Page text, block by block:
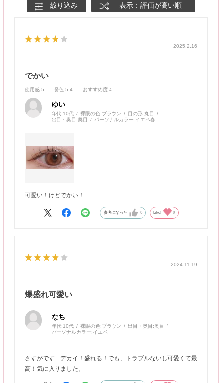
絞り込み 表示：評価が高い順
2025.2.16
でかい
使用感:5 発色:5,4 おすすめ度:4
ゆい
年代:10代 裸眼の色:ブラウン 目の形:丸目
出目・奥目:奥目 パーソナルカラー:イエベ春
可愛い！けどでかい！
参考になった 0 Like! 0
2024.11.19
爆盛れ可愛い
なち
年代:10代 裸眼の色:ブラウン 出目・奥目:奥目
パーソナルカラー:イエベ
さすがです、デカイ！盛れる！でも、トラブルないし可愛くて最
高！気に入りました。